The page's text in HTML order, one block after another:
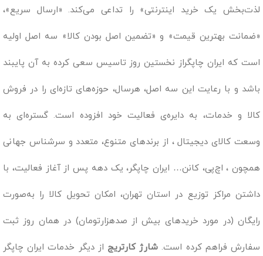
لذت‌بخش یک خرید اینترنتی» را تداعی می‌کند. «ارسال سریع»،
«ضمانت بهترین قیمت» و «تضمین اصل بودن کالا» سه اصل اولیه
است که ایران چاپگراز نخستین روز تاسیس سعی کرده به آن پایبند
باشد و با رعایت این سه اصل، هرسال، حوزه‌های تازه‌ای را در فروش
کالا و خدمات، به دایره‌ی فعالیت خود افزوده است. گستره‌ای به
وسعت کالای دیجیتال ، از برندهای متنوع، متعدد و سرشناس جهانی
همچون ، اچ‌پی، کانن… ایران چاپگر، یک دهه پس از آغاز فعالیت، با
داشتن مراکز توزیع در استان تهران، امکان تحویل کالا را به‌صورت
رایگان (در مورد خریدهای بیش از صدهزارتومان) در همان روز ثبت
سفارش فراهم کرده است. شارژ کارتریج از دیگر خدمات ایران چاپگر